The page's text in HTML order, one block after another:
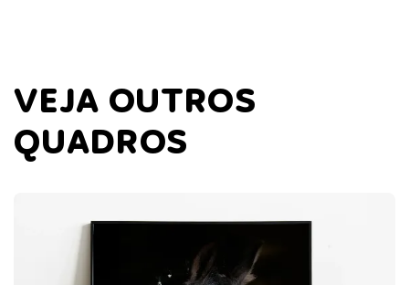
VEJA OUTROS
QUADROS